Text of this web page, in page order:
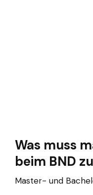
Was muss
beim BND
Master- und